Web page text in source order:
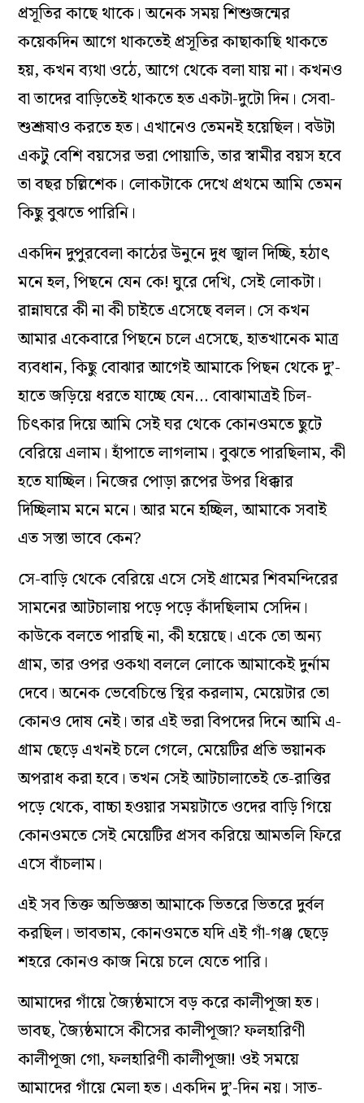
প্রসূতির কাছে থাকে। অনেক সময় শিশুজন্মের
কয়েকদিন আগে থাকতেই প্রসূতির কাছাকাছি থাকতে
হয়, কখন ব্যথা ওঠে, আগে থেকে বলা যায় না। কখনও
বা তাদের বাড়িতেই থাকতে হত একটা-দুটো দিন। সেবা-
শুশ্রূষাও করতে হত। এখানেও তেমনই হয়েছিল। বউটা
একটু বেশি বয়সের ভরা পোয়াতি, তার স্বামীর বয়স হবে
তা বছর চল্লিশেক। লোকটাকে দেখে প্রথমে আমি তেমন
কিছু বুঝতে পারিনি।
একদিন দুপুরবেলা কাঠের উনুনে দুধ জ্বাল দিচ্ছি, হঠাৎ
মনে হল, পিছনে যেন কে! ঘুরে দেখি, সেই লোকটা।
রান্নাঘরে কী না কী চাইতে এসেছে বলল। সে কখন
আমার একেবারে পিছনে চলে এসেছে, হাতখানেক মাত্র
ব্যবধান, কিছু বোঝার আগেই আমাকে পিছন থেকে দু’-
হাতে জড়িয়ে ধরতে যাচ্ছে যেন… বোঝামাত্রই চিল-
চিৎকার দিয়ে আমি সেই ঘর থেকে কোনওমতে ছুটে
বেরিয়ে এলাম। হাঁপাতে লাগলাম। বুঝতে পারছিলাম, কী
হতে যাচ্ছিল। নিজের পোড়া রূপের উপর ধিক্কার
দিচ্ছিলাম মনে মনে। আর মনে হচ্ছিল, আমাকে সবাই
এত সস্তা ভাবে কেন?
সে-বাড়ি থেকে বেরিয়ে এসে সেই গ্রামের শিবমন্দিরের
সামনের আটচালায় পড়ে পড়ে কাঁদছিলাম সেদিন।
কাউকে বলতে পারছি না, কী হয়েছে। একে তো অন্য
গ্রাম, তার ওপর ওকথা বললে লোকে আমাকেই দুর্নাম
দেবে। অনেক ভেবেচিন্তে স্থির করলাম, মেয়েটার তো
কোনও দোষ নেই। তার এই ভরা বিপদের দিনে আমি এ-
গ্রাম ছেড়ে এখনই চলে গেলে, মেয়েটির প্রতি ভয়ানক
অপরাধ করা হবে। তখন সেই আটচালাতেই তে-রাত্তির
পড়ে থেকে, বাচ্চা হওয়ার সময়টাতে ওদের বাড়ি গিয়ে
কোনওমতে সেই মেয়েটির প্রসব করিয়ে আমতলি ফিরে
এসে বাঁচলাম।
এই সব তিক্ত অভিজ্ঞতা আমাকে ভিতরে ভিতরে দুর্বল
করছিল। ভাবতাম, কোনওমতে যদি এই গাঁ-গঞ্জ ছেড়ে
শহরে কোনও কাজ নিয়ে চলে যেতে পারি।
আমাদের গাঁয়ে জ্যৈষ্ঠমাসে বড় করে কালীপূজা হত।
ভাবছ, জ্যৈষ্ঠমাসে কীসের কালীপূজা? ফলহারিণী
কালীপূজা গো, ফলহারিণী কালীপূজা! ওই সময়ে
আমাদের গাঁয়ে মেলা হত। একদিন দু’-দিন নয়। সাত-